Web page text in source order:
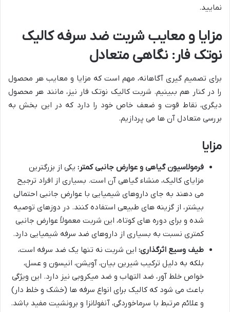
نمایید.
مزایا و معایب شربت ضد سرفه کالیک
نوتک فار: نگاهی متعادل
برای تصمیم گیری آگاهانه، مهم است که مزایا و معایب هر محصول
را در کنار هم ببینیم. شربت کالیک نوتک فار نیز، مانند هر محصول
دیگری، نقاط قوت و ضعف خاص خود را دارد که در این بخش به
بررسی متعادل آن ها می پردازیم.
مزایا
فرمولاسیون گیاهی و عوارض جانبی کمتر: یکی از بزرگترین
مزایای کالیک، منشاء گیاهی آن است. بسیاری از افراد ترجیح
می دهند به جای داروهای شیمیایی با عوارض جانبی احتمالی
بیشتر، از گزینه های طبیعی استفاده کنند. در دوزهای توصیه
شده و برای دوره های کوتاه، این شربت معمولاً عوارض جانبی
کمتری نسبت به بسیاری از داروهای ضد سرفه شیمیایی دارد.
طیف وسیع اثرگذاری: این شربت نه تنها یک ضد سرفه است،
بلکه به دلیل ترکیب شیرین بیان، آویشن، انیسون و عسل،
خواص خلط آور، ضد التهاب و ضد میکروبی نیز دارد. این ویژگی
باعث می شود که کالیک برای انواع سرفه ها (خشک و خلط دار)
و علائم مرتبط با سرماخوردگی، آنفولانزا و برونشیت مفید باشد.